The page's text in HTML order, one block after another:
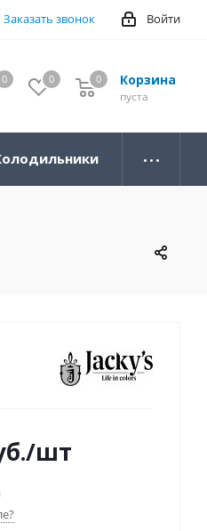
Войти
Заказать звонок
0 0 Корзина
0
пуста
0
/шт